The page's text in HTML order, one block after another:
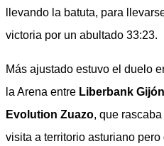
llevando la batuta, para
victoria por un abultado 33:23.
Más ajustado estuvo el duelo
la Arena entre Liberbank Gijón
Evolution Zuazo, que
visita a territorio asturiano pero